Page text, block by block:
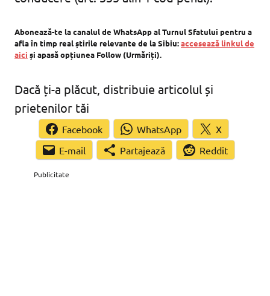
Abonează-te la canalul de WhatsApp al Turnul Sfatului pentru a
afla în timp real știrile relevante de la Sibiu:accesează linkul de
aici și apasă opțiunea Follow (Urmăriți).
Dacă ți-a plăcut, distribuie articolul și
prietenilor tăi
Facebook WhatsApp
X
Partajează
Reddit
Publicitate